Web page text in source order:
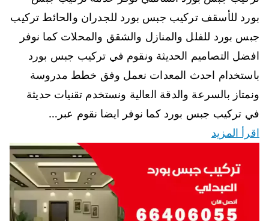
بورد للأسقف تركيب جبس بورد للجدران والحائط تركيب
جبس بورد للفلل والمنازل والشقق والمحلات كما نوفر
افضل التصاميم الحديثة ونقوم في تركيب جبس بورد
باستخدام احدث المعدات نعمل وفق خطط مدروسة
ونمتاز بالسرعة والدقة العالية ونستخدم تقنيات حديثة
في تركيب جبس بورد كما نوفر ايضا نقوم عبر…
اقرأ المزيد